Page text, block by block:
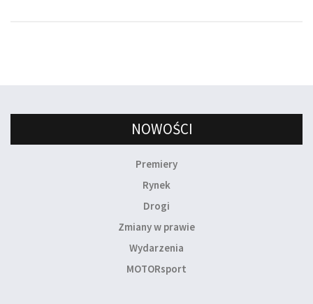
NOWOŚCI
Premiery
Rynek
Drogi
Zmiany w prawie
Wydarzenia
MOTORsport